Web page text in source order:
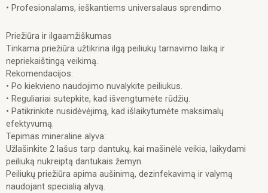
• Profesionalams, ieškantiems universalaus sprendimo
Priežiūra ir ilgaamžiškumas
Tinkama priežiūra užtikrina ilgą peiliukų tarnavimo laiką ir
nepriekaištingą veikimą.
Rekomendacijos:
• Po kiekvieno naudojimo nuvalykite peiliukus.
• Reguliariai sutepkite, kad išvengtumėte rūdžių.
• Patikrinkite nusidėvėjimą, kad išlaikytumėte maksimalų
efektyvumą.
Tepimas mineraline alyva:
Užlašinkite 2 lašus tarp dantukų, kai mašinėlė veikia, laikydami
peiliuką nukreiptą dantukais žemyn.
Peiliukų priežiūra apima aušinimą, dezinfekavimą ir valymą
naudojant specialią alyvą.